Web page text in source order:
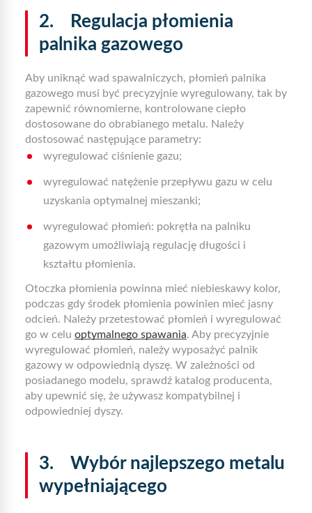
2. Regulacja płomienia
palnika gazowego
Aby uniknąć wad spawalniczych, płomień palnika
gazowego musi być precyzyjnie wyregulowany, tak by
zapewnić równomierne, kontrolowane ciepło
dostosowane do obrabianego metalu. Należy
dostosować następujące parametry:
wyregulować ciśnienie gazu;
wyregulować natężenie przepływu gazu w celu
uzyskania optymalnej mieszanki;
wyregulować płomień: pokrętła na palniku
gazowym umożliwiają regulację długości i
kształtu płomienia.
Otoczka płomienia powinna mieć niebieskawy kolor,
podczas gdy środek płomienia powinien mieć jasny
odcień. Należy przetestować płomień i wyregulować
go w celu optymalnego spawania. Aby precyzyjnie
wyregulować płomień, należy wyposażyć palnik
gazowy w odpowiednią dyszę. W zależności od
posiadanego modelu, sprawdź katalog producenta,
aby upewnić się, że używasz kompatybilnej i
odpowiedniej dyszy.
3. Wybór najlepszego metalu
wypełniającego